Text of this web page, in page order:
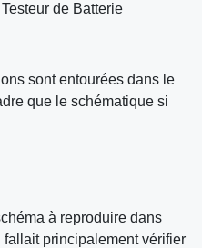
Testeur de Batterie
sont entourées dans le
que le schématique si
à reproduire dans
fallait principalement vérifier